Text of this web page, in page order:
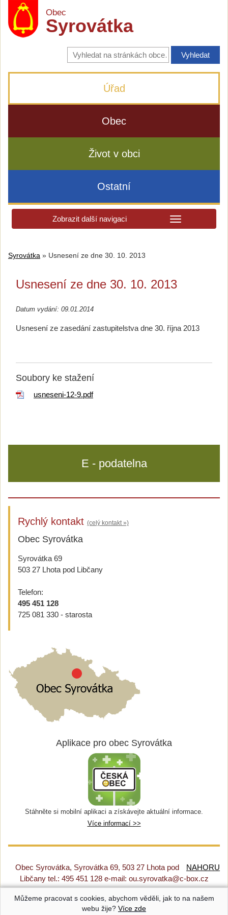
Obec
Syrovátka
Vyhledávání
na
stránkách
Úřad
Obec
Život v obci
Ostatní
Zobrazit další navigaci
Syrovátka » Usnesení ze dne 30. 10. 2013
Usnesení ze dne 30. 10. 2013
Datum vydání: 09.01.2014
Usnesení ze zasedání zastupitelstva dne 30. října 2013
Soubory ke stažení
usneseni-12-9.pdf
E - podatelna
Rychlý kontakt (celý kontakt »)
Obec Syrovátka
Syrovátka 69
503 27 Lhota pod Libčany
Telefon:
495 451 128
725 081 330 - starosta
Aplikace pro obec Syrovátka
Stáhněte si mobilní aplikaci a získávejte aktuální informace.
Více informací >>
NAHORU
Obec Syrovátka, Syrovátka 69, 503 27 Lhota pod
Libčany tel.: 495 451 128 e-mail: ou.syrovatka@c-box.cz
Prohlášení o přístupnosti|Původní web|Nastavení cookies
Můžeme pracovat s cookies, abychom věděli, jak to na našem
webu žije? Více zde